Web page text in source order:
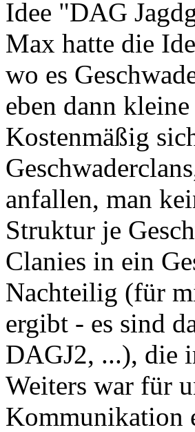
Idee "DAG
Max hatte die
wo es
eben dann
Kostenmäßig
anfallen, man
Struktur je
Clanies in ein
Nachteilig (für
ergibt - es sind
DAGJ2, ...), die
Weiters war für
Kommunikation